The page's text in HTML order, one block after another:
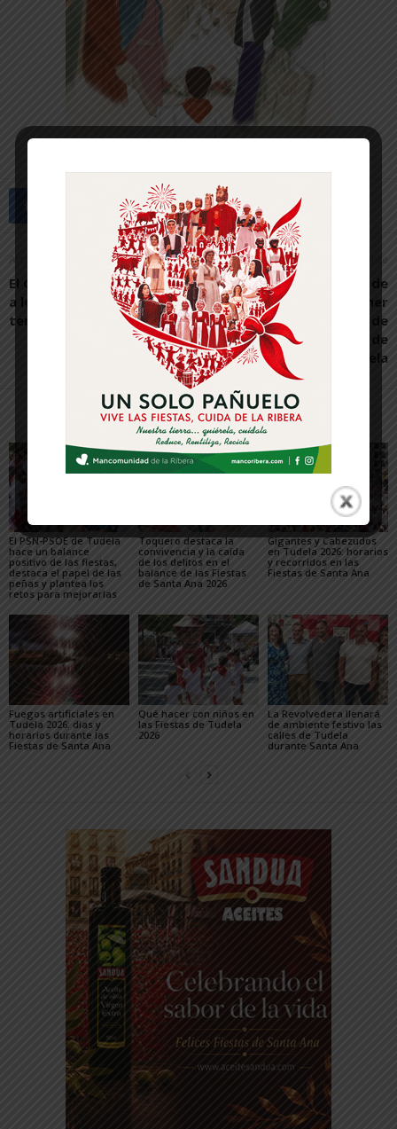
Artículo anterior
El C.D. Ablitense presenta
a los 7 equipos de la
temporada 2019-2020
Artículo siguiente
José Miguel Arranz, de
Erandio (Vizcaya), primer
premio del Concurso de
pintura al aire libre de
Tudela
Artículos relacionados Más del autor
El PSN-PSOE de Tudela
hace un balance
positivo de las fiestas,
destaca el papel de las
peñas y plantea los
retos para mejorarlas
Toquero destaca la
convivencia y la caída
de los delitos en el
balance de las Fiestas
de Santa Ana 2026
Gigantes y Cabezudos
en Tudela 2026: horarios
y recorridos en las
Fiestas de Santa Ana
Fuegos artificiales en
Tudela 2026: días y
horarios durante las
Fiestas de Santa Ana
Qué hacer con niños en
las Fiestas de Tudela
2026
La Revolvedera llenará
de ambiente festivo las
calles de Tudela
durante Santa Ana